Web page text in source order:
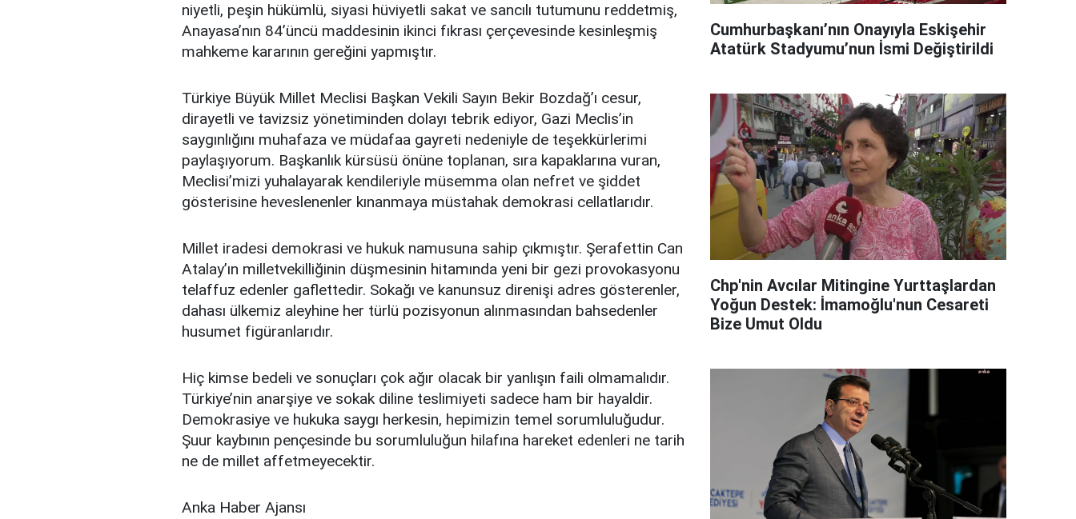
niyetli, peşin hükümlü, siyasi hüviyetli sakat ve sancılı tutumunu reddetmiş,
Anayasa’nın 84’üncü maddesinin ikinci fıkrası çerçevesinde kesinleşmiş
mahkeme kararının gereğini yapmıştır.
Türkiye Büyük Millet Meclisi Başkan Vekili Sayın Bekir Bozdağ’ı cesur,
dirayetli ve tavizsiz yönetiminden dolayı tebrik ediyor, Gazi Meclis’in
saygınlığını muhafaza ve müdafaa gayreti nedeniyle de teşekkürlerimi
paylaşıyorum. Başkanlık kürsüsü önüne toplanan, sıra kapaklarına vuran,
Meclisi’mizi yuhalayarak kendileriyle müsemma olan nefret ve şiddet
gösterisine heveslenenler kınanmaya müstahak demokrasi cellatlarıdır.
Millet iradesi demokrasi ve hukuk namusuna sahip çıkmıştır. Şerafettin Can
Atalay’ın milletvekilliğinin düşmesinin hitamında yeni bir gezi provokasyonu
telaffuz edenler gaflettedir. Sokağı ve kanunsuz direnişi adres gösterenler,
dahası ülkemiz aleyhine her türlü pozisyonun alınmasından bahsedenler
husumet figüranlarıdır.
Hiç kimse bedeli ve sonuçları çok ağır olacak bir yanlışın faili olmamalıdır.
Türkiye’nin anarşiye ve sokak diline teslimiyeti sadece ham bir hayaldir.
Demokrasiye ve hukuka saygı herkesin, hepimizin temel sorumluluğudur.
Şuur kaybının pençesinde bu sorumluluğun hilafına hareket edenleri ne tarih
ne de millet affetmeyecektir.
Anka Haber Ajansı
Cumhurbaşkanı’nın Onayıyla Eskişehir
Atatürk Stadyumu’nun İsmi Değiştirildi
Chp'nin Avcılar Mitingine Yurttaşlardan
Yoğun Destek: İmamoğlu'nun Cesareti
Bize Umut Oldu